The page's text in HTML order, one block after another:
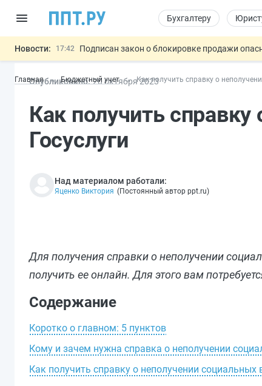
Бухгалтеру
Новости: 17:42 Подписан закон о блокировке продажи
16:02 Госпошлину за устранение ошибок в
11:31
Важно Разработают единые критерии
Главная Бюджетный учет Как получить справку о
Опубликовано: 20 октября2023
Как получить справку
Госуслуги
Над материалом работали:
Яценко Виктория (Постоянный автор ppt.ru)
Для получения справки о неполучении
получить ее онлайн. Для этого вам
Содержание
Коротко о главном: 5 пунктов
Кому и зачем нужна справка о неполучении
Как получить справку о неполучении социальных